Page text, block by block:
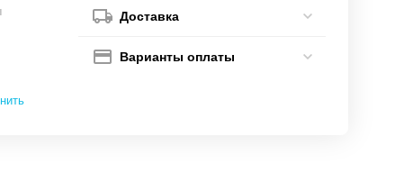
Доставка
Варианты оплаты